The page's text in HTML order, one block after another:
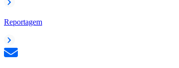
Reportagem